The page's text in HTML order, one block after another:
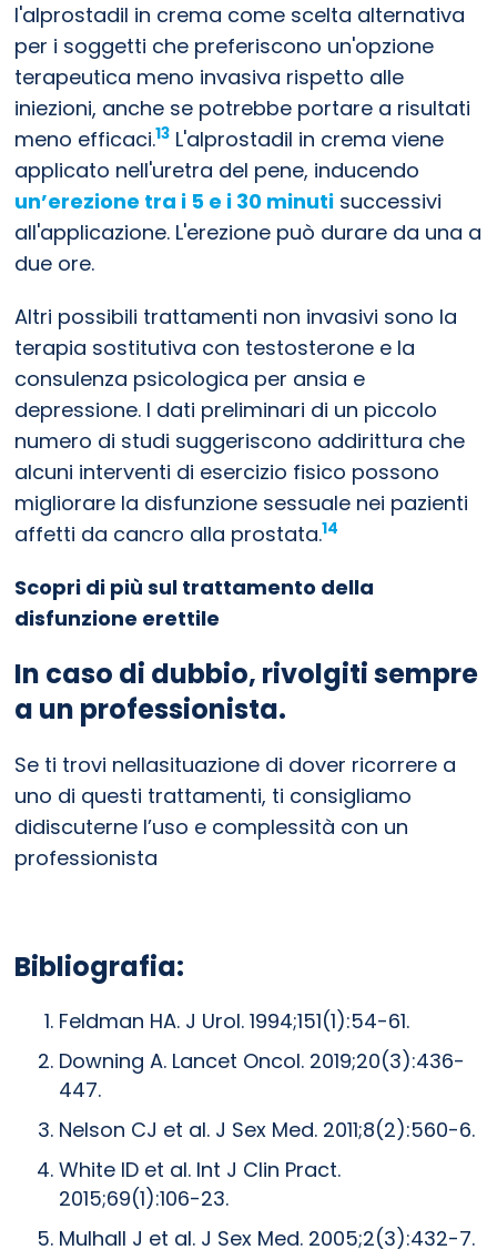
l'alprostadil in crema come scelta alternativa
per i soggetti che preferiscono un'opzione
terapeutica meno invasiva rispetto alle
iniezioni, anche se potrebbe portare a risultati
meno efficaci.13 L'alprostadil in crema viene
applicato nell'uretra del pene, inducendo
un’erezione tra i 5 e i 30 minuti successivi
all'applicazione. L'erezione può durare da una a
due ore.
Altri possibili trattamenti non invasivi sono la
terapia sostitutiva con testosterone e la
consulenza psicologica per ansia e
depressione. I dati preliminari di un piccolo
numero di studi suggeriscono addirittura che
alcuni interventi di esercizio fisico possono
migliorare la disfunzione sessuale nei pazienti
affetti da cancro alla prostata.14
Scopri di più sul trattamento della
disfunzione erettile
In caso di dubbio, rivolgiti sempre
a un professionista.
Se ti trovi nellasituazione di dover ricorrere a
uno di questi trattamenti, ti consigliamo
didiscuterne l’uso e complessità con un
professionista
Bibliografia:
Feldman HA. J Urol. 1994;151(1):54-61.
Downing A. Lancet Oncol. 2019;20(3):436-
447.
Nelson CJ et al. J Sex Med. 2011;8(2):560-6.
White ID et al. Int J Clin Pract.
2015;69(1):106-23.
Mulhall J et al. J Sex Med. 2005;2(3):432-7.